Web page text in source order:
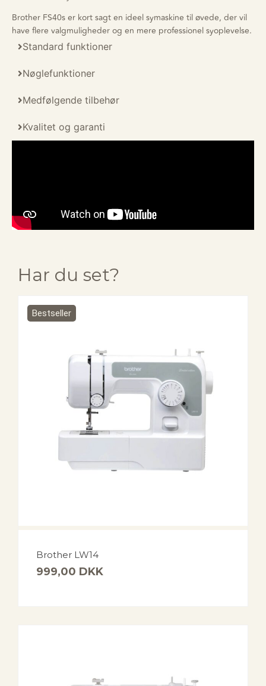
Brother FS40s er kort sagt en ideel symaskine til øvede, der vil
have flere valgmuligheder og en mere professionel syoplevelse.
Standard funktioner
Nøglefunktioner
Medfølgende tilbehør
Kvalitet og garanti
Har du set?
Bestseller
Brother LW14
999,00 DKK